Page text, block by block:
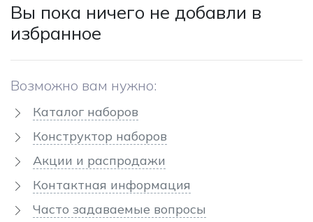
Вы пока ничего не добавли в
избранное
Возможно вам нужно:
Каталог наборов
Конструктор наборов
Акции и распродажи
Контактная информация
Часто задаваемые вопросы